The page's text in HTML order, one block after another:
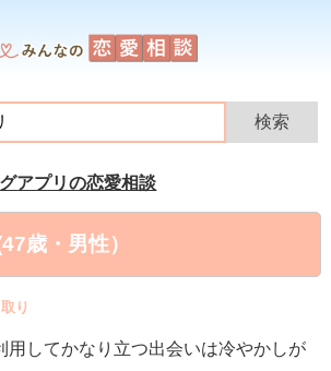
アプリの恋愛相談
歳・男性）
り
用してかなり立つ出会いは冷やかしが